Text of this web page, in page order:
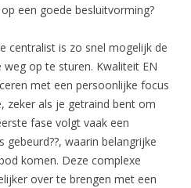
een goede besluitvorming?
centralist is zo snel mogelijk de
op te sturen. Kwaliteit EN
met een persoonlijke focus
zeker als je getraind bent om
fase volgt vaak een
gebeurd??, waarin belangrijke
komen. Deze complexe
over te brengen met een